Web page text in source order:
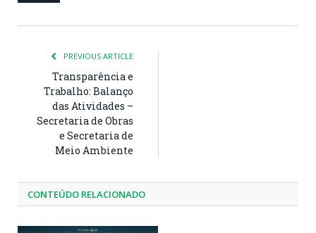
PREVIOUS ARTICLE
Transparência e
Trabalho: Balanço
das Atividades –
Secretaria de Obras
e Secretaria de
Meio Ambiente
CONTEÚDO RELACIONADO